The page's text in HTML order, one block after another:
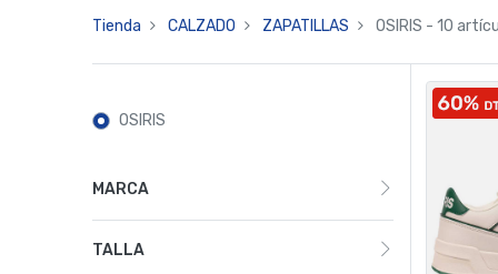
Tienda CALZADO ZAPATILLAS OSIRIS - 10
OSIRIS
MARCA
TALLA